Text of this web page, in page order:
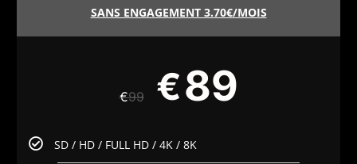
SANS ENGAGEMENT 3.70€/MOIS
€99 €89
SD / HD / FULL HD / 4K / 8K